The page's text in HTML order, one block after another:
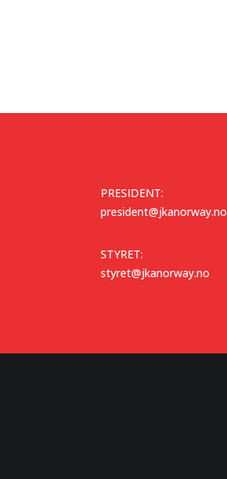
PRESIDENT:
president@jkanorway.no
STYRET:
styret@jkanorway.no